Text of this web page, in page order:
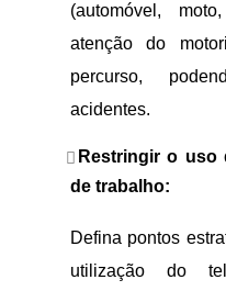
(automóvel,
atenção do
percurso,
acidentes.
Restringir o uso
de trabalho:
Defina pontos
utilização do